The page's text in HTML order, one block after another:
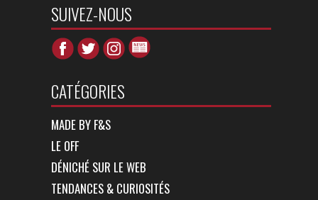
SUIVEZ-NOUS
CATÉGORIES
MADE BY F&S
LE OFF
DÉNICHÉ SUR LE WEB
TENDANCES & CURIOSITÉS